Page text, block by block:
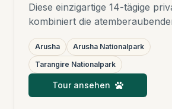
Diese einzigartige 14-tägige
kombiniert die
Nationalparks Nordtansanias –
Nationalpark, Tarangire,
und die weltberühmte Serengeti
anschließender Erholung an
weißen Sandstränden von
Arusha
Arusha Nationalpark
Tarangire Nationalpark
Tour ansehen